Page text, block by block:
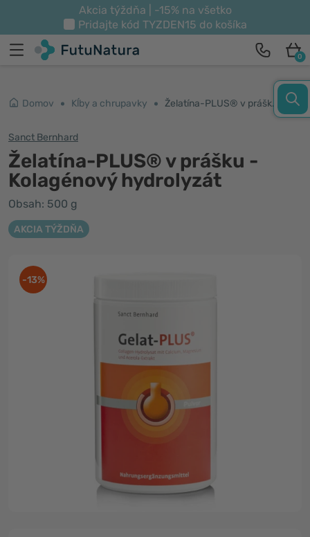
Akcia týždňa | -15% na všetko
Pridajte kód TYZDEN15 do košíka
0
Domov Kĺby a chrupavky Želatína-PLUS® v prášku - Kolagénový hydrolyzát
Sanct Bernhard
Želatína-PLUS® v prášku -
Kolagénový hydrolyzát
Obsah: 500 g
AKCIA TÝŽDŇA
-13%